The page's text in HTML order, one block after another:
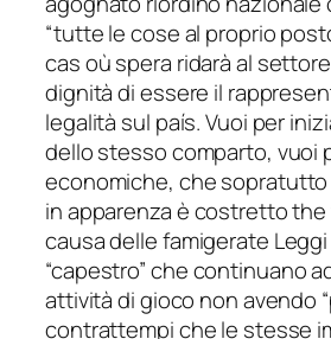
“tutte le cose al proprio
cas où spera ridarà al
dignità di essere il
legalità sul país. Vuoi per
dello stesso comparto, vuoi
economiche, che
in apparenza è costretto the
causa delle famigerate
“capestro” che continuano
attività di gioco non avendo
contrattempi che le stesse